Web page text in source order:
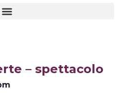
– spettacolo